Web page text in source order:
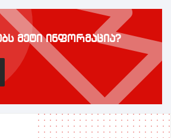
მეტი ინფორმაცია?